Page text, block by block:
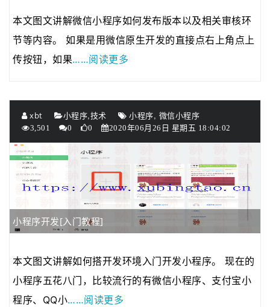
本文图文讲解微信小程序如何发布版本以及相关审核环
节等内容。 如果是用微信原生开发的直接点右上角点上
传按钮，如果……阅读更多
xbt 小程序,技术 小程序, 微信小程序
3,501 0 0 2020年06月26日 星期五 18:04:02
小程序开发[入门教程]
本文图文讲解如何搭开发环境入门开发小程序。 现在的
小程序五花八门，比较流行的有微信小程序、支付宝小
程序、QQ小……阅读更多